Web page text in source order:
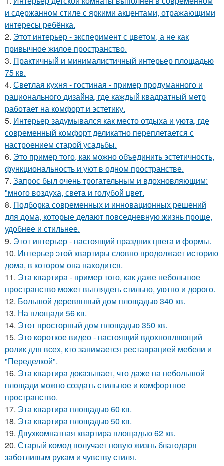
и сдержанном стиле с яркими акцентами, отражающими
интересы ребёнка.
2. Этот интерьер - эксперимент с цветом, а не как
привычное жилое пространство.
3. Практичный и минималистичный интерьер площадью
75 кв.
4. Светлая кухня - гостиная - пример продуманного и
рационального дизайна, где каждый квадратный метр
работает на комфорт и эстетику.
5. Интерьер задумывался как место отдыха и уюта, где
современный комфорт деликатно переплетается с
настроением старой усадьбы.
6. Это пример того, как можно объединить эстетичность,
функциональность и уют в одном пространстве.
7. Запрос был очень трогательным и вдохновляющим:
"много воздуха, света и голубой цвет.
8. Подборка современных и инновационных решений
для дома, которые делают повседневную жизнь проще,
удобнее и стильнее.
9. Этот интерьер - настоящий праздник цвета и формы.
10. Интерьер этой квартиры словно продолжает историю
дома, в котором она находится.
11. Эта квартира - пример того, как даже небольшое
пространство может выглядеть стильно, уютно и дорого.
12. Большой деревянный дом площадью 340 кв.
13. На площади 56 кв.
14. Этот просторный дом площадью 350 кв.
15. Это короткое видео - настоящий вдохновляющий
ролик для всех, кто занимается реставрацией мебели и
"Переделкой".
16. Эта квартира доказывает, что даже на небольшой
площади можно создать стильное и комфортное
пространство.
17. Эта квартира площадью 60 кв.
18. Эта квартира площадью 50 кв.
19. Двухкомнатная квартира площадью 62 кв.
20. Старый комод получает новую жизнь благодаря
заботливым рукам и чувству стиля.